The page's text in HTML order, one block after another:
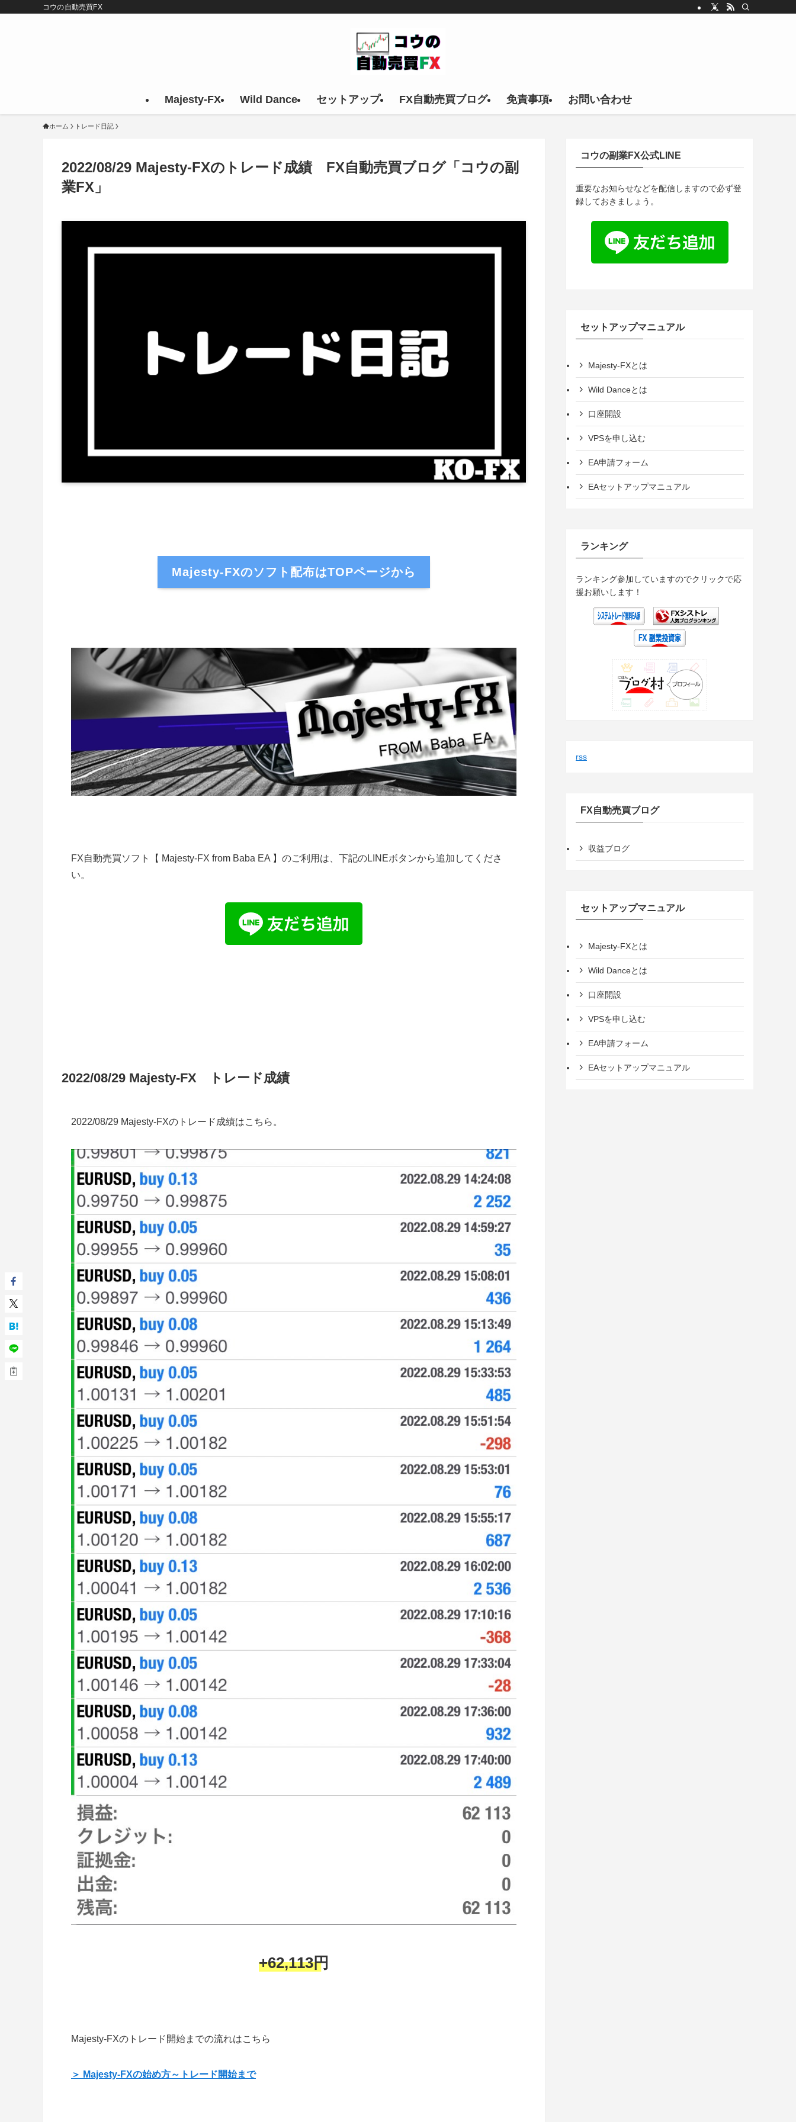
コウの自動売買FX
Majesty-FX Wild Dance セットアップ FX自動売買ブログ 免責事項 お問い合わせ
ホーム トレード日記
2022/08/29 Majesty-FXのトレード成績 FX自動売買ブログ「コウの副
業FX」
Majesty-FXのソフト配布はTOPページから
FX自動売買ソフト【 Majesty-FX from Baba EA 】のご利用は、下記のLINEボタンから追加してくださ
い。
2022/08/29 Majesty-FX トレード成績
2022/08/29 Majesty-FXのトレード成績はこちら。
+62,113円
Majesty-FXのトレード開始までの流れはこちら
＞ Majesty-FXの始め方～トレード開始まで
コウの副業FX公式LINE
重要なお知らせなどを配信しますので必ず登
録しておきましょう。
セットアップマニュアル
Majesty-FXとは
Wild Danceとは
口座開設
VPSを申し込む
EA申請フォーム
EAセットアップマニュアル
ランキング
ランキング参加していますのでクリックで応
援お願いします！
rss
FX自動売買ブログ
収益ブログ
セットアップマニュアル
Majesty-FXとは
Wild Danceとは
口座開設
VPSを申し込む
EA申請フォーム
EAセットアップマニュアル